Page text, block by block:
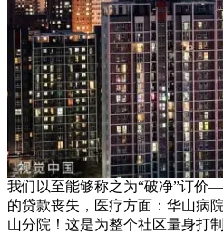
我们以至能够称之为“破净”订
的贷款丧失，医疗方面：华山病
山分院！这是为整个社区量身打